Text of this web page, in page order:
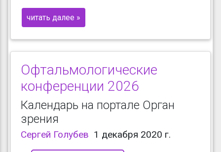
читать далее »
Офтальмологические
конференции 2026
Календарь на портале Орган
зрения
Сергей Голубев 1 декабря 2020 г.